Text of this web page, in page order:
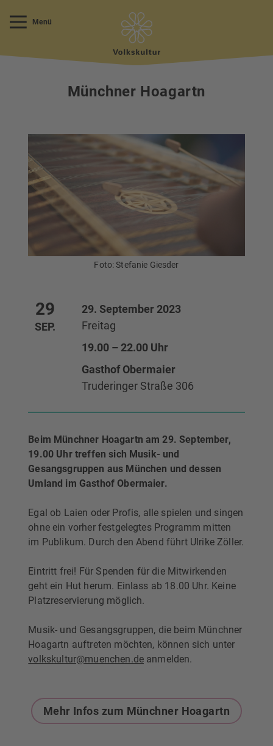
Menü
Münchner Hoagartn
Foto: Stefanie Giesder
29
SEP.
29. September 2023
Freitag
19.00 – 22.00 Uhr
Gasthof Obermaier
Truderinger Straße 306
Beim Münchner Hoagartn am 29. September,
19.00 Uhr treffen sich Musik- und
Gesangsgruppen aus München und dessen
Umland im Gasthof Obermaier.
Egal ob Laien oder Profis, alle spielen und singen
ohne ein vorher festgelegtes Programm mitten
im Publikum. Durch den Abend führt Ulrike Zöller.
Eintritt frei! Für Spenden für die Mitwirkenden
geht ein Hut herum. Einlass ab 18.00 Uhr. Keine
Platzreservierung möglich.
Musik- und Gesangsgruppen, die beim Münchner
Hoagartn auftreten möchten, können sich unter
volkskultur@muenchen.de anmelden.
Mehr Infos zum Münchner Hoagartn